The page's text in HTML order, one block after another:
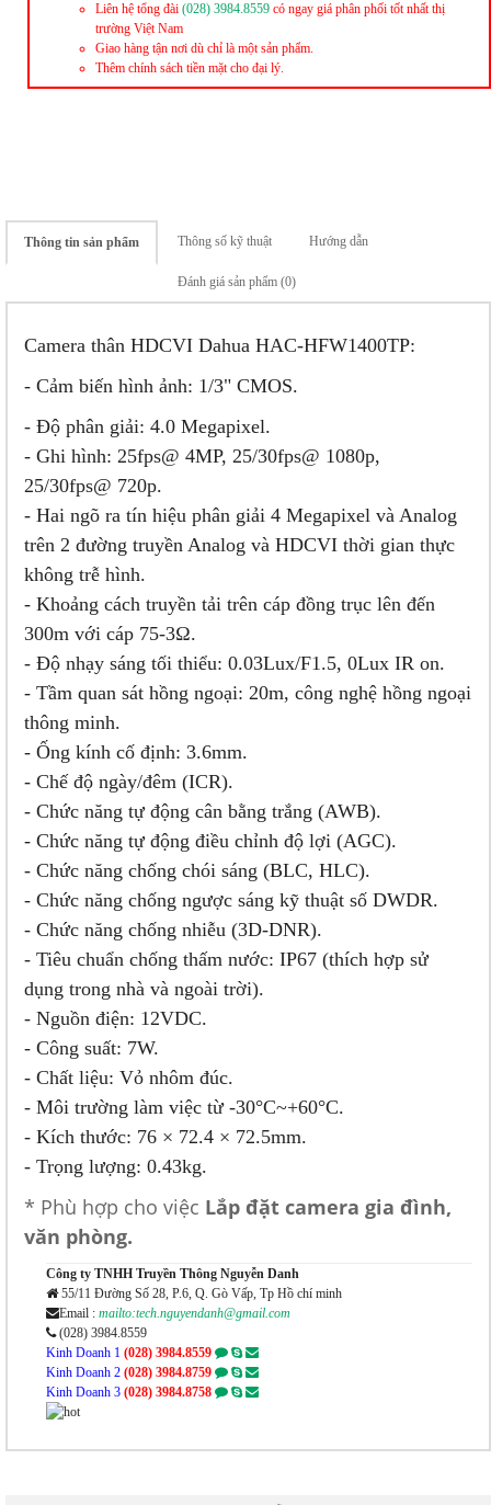
Liên hệ tổng đài (028) 3984.8559 có ngay giá phân phối tốt nhất thị
trường Việt Nam
Giao hàng tận nơi dù chỉ là một sản phẩm.
Thêm chính sách tiền mặt cho đại lý.
Thông tin sản phẩm Thông số kỹ thuật Hướng dẫn
Đánh giá sản phẩm (0)
Camera thân HDCVI Dahua HAC-HFW1400TP:
- Cảm biến hình ảnh: 1/3" CMOS.
- Độ phân giải: 4.0 Megapixel.
- Ghi hình: 25fps@ 4MP, 25/30fps@ 1080p,
25/30fps@ 720p.
- Hai ngõ ra tín hiệu phân giải 4 Megapixel và Analog
trên 2 đường truyền Analog và HDCVI thời gian thực
không trễ hình.
- Khoảng cách truyền tải trên cáp đồng trục lên đến
300m với cáp 75-3Ω.
- Độ nhạy sáng tối thiểu: 0.03Lux/F1.5, 0Lux IR on.
- Tầm quan sát hồng ngoại: 20m, công nghệ hồng ngoại
thông minh.
- Ống kính cố định: 3.6mm.
- Chế độ ngày/đêm (ICR).
- Chức năng tự động cân bằng trắng (AWB).
- Chức năng tự động điều chỉnh độ lợi (AGC).
- Chức năng chống chói sáng (BLC, HLC).
- Chức năng chống ngược sáng kỹ thuật số DWDR.
- Chức năng chống nhiễu (3D-DNR).
- Tiêu chuẩn chống thấm nước: IP67 (thích hợp sử
dụng trong nhà và ngoài trời).
- Nguồn điện: 12VDC.
- Công suất: 7W.
- Chất liệu: Vỏ nhôm đúc.
- Môi trường làm việc từ -30°C~+60°C.
- Kích thước: 76 × 72.4 × 72.5mm.
- Trọng lượng: 0.43kg.
* Phù hợp cho việc Lắp đặt camera gia đình,
văn phòng.
Công ty TNHH Truyền Thông Nguyễn Danh
55/11 Đường Số 28, P.6, Q. Gò Vấp, Tp Hồ chí minh
Email : mailto:tech.nguyendanh@gmail.com
(028) 3984.8559
Kinh Doanh 1 (028) 3984.8559
Kinh Doanh 2 (028) 3984.8759
Kinh Doanh 3 (028) 3984.8758